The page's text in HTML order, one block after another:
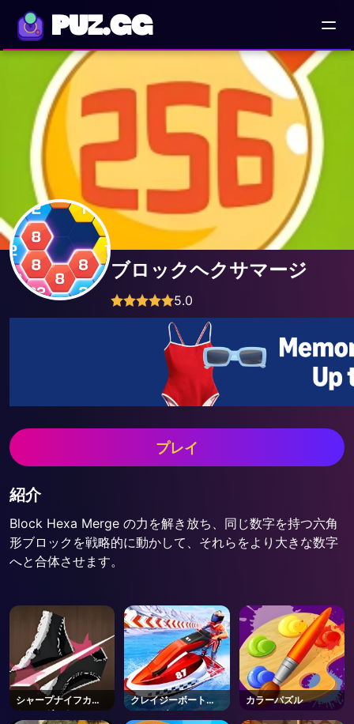
PUZ.GG
ブロックヘクサマージ
5.0
プレイ
紹介
Block Hexa Merge の力を解き放ち、同じ数字を持つ六角
形ブロックを戦略的に動かして、それらをより大きな数字
へと合体させます。
シャープナイフカッ
トアンダーウェアオ
クレイジーボートレ
ーシング
カラーパズル